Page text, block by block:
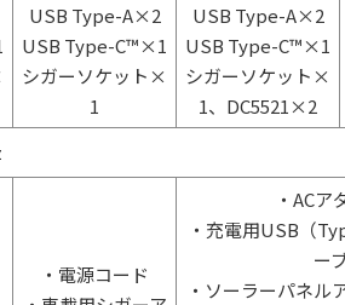
USB Type-A×2
USB Type-C™×1
シガーソケット×
1
USB Type-A×2
USB Type-C™×1
シガーソケット×
1、DC5521×2
・電源コード
・ACア
・充電用USB（
ー
・ソーラーパネル